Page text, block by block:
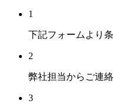
1
下記フォームより
2
弊社担当からご連
3